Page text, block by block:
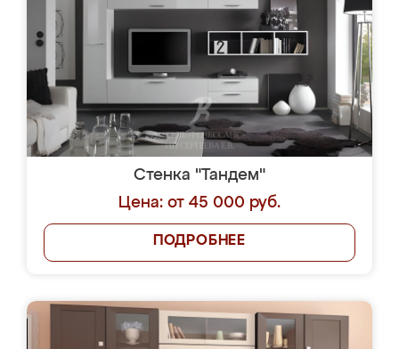
Стенка "Тандем"
Цена: от 45 000 руб.
ПОДРОБНЕЕ